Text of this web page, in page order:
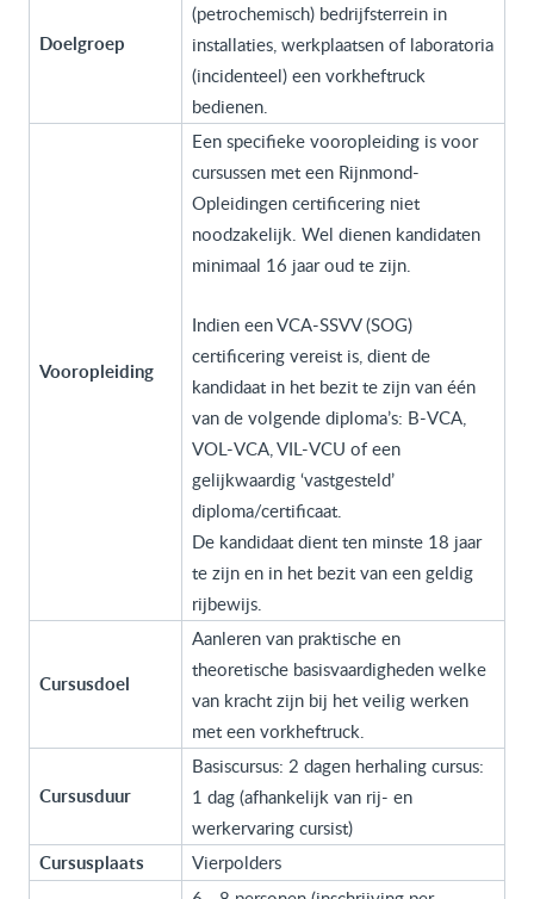
Doelgroep
(petrochemisch) bedrijfsterrein in
installaties, werkplaatsen of laboratoria
(incidenteel) een vorkheftruck
bedienen.
Vooropleiding
Een specifieke vooropleiding is voor
cursussen met een Rijnmond-
Opleidingen certificering niet
noodzakelijk. Wel dienen kandidaten
minimaal 16 jaar oud te zijn.
Indien een VCA-SSVV (SOG)
certificering vereist is, dient de
kandidaat in het bezit te zijn van één
van de volgende diploma’s: B-VCA,
VOL-VCA, VIL-VCU of een
gelijkwaardig ‘vastgesteld’
diploma/certificaat.
De kandidaat dient ten minste 18 jaar
te zijn en in het bezit van een geldig
rijbewijs.
Cursusdoel
Aanleren van praktische en
theoretische basisvaardigheden welke
van kracht zijn bij het veilig werken
met een vorkheftruck.
Cursusduur
Basiscursus: 2 dagen herhaling cursus:
1 dag (afhankelijk van rij- en
werkervaring cursist)
Cursusplaats
Vierpolders